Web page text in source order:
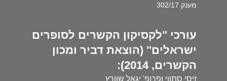
מענק 302/17
עורכי "לקסיקון הקשרים לסופרים
ישראלים" (הוצאת דביר ומכון
הקשרים, 2014):
זיסי סתווי ופרופ' יגאל שוורץ